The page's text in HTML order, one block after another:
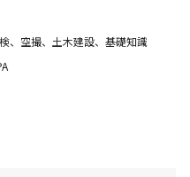
、空撮、土木建設、基礎知識